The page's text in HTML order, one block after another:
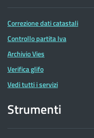
Correzione dati catastali
Controllo partita Iva
Archivio Vies
Verifica glifo
Vedi tutti i servizi
Strumenti